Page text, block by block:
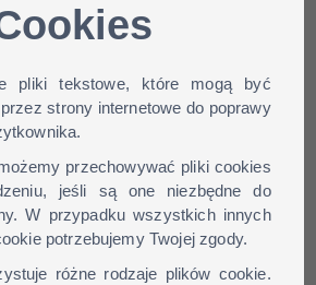
pliki tekstowe, które mogą być
strony internetowe do poprawy
przechowywać pliki cookies
jeśli są one niezbędne do
W przypadku wszystkich innych
potrzebujemy Twojej zgody.
różne rodzaje plików cookie.